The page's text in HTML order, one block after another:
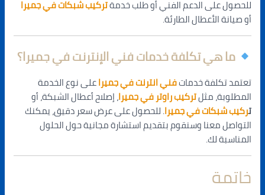
للحصول على الدعم الفني أو طلب خدمةتركيب شبكات في جميرا
أو صيانة الأعطال الطارئة.
ما هي تكلفة خدمات فني الإنترنت في جميرا؟
تعتمد تكلفة خدماتفني انترنت في جميراعلى نوع الخدمة
المطلوبة، مثلتركيب راوتر في جميرا، إصلاح أعطال الشبكة، أو
تركيب شبكات في جميرا. للحصول على عرض سعر دقيق، يمكنك
التواصل معنا وسنقوم بتقديم استشارة مجانية حول الحلول
المناسبة لك.
خاتمة